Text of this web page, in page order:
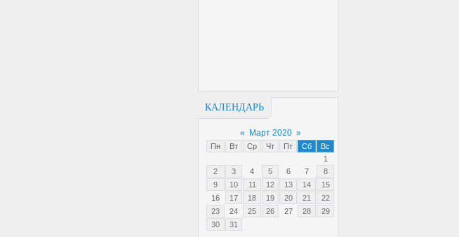
КАЛЕНДАРЬ
« Март 2020 »
Пн Вт Ср Чт Пт Сб
Вс
1
2
3 4 5 6 7
8
9
10 11 12 13 14
15
16
17 18 19 20 21
22
23
24 25 26 27 28
29
30
31